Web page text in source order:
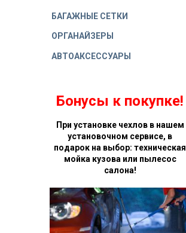
БАГАЖНЫЕ СЕТКИ
ОРГАНАЙЗЕРЫ
АВТОАКСЕССУАРЫ
Бонусы к покупке!
При установке чехлов в нашем
установочном сервисе, в
подарок на выбор: техническая
мойка кузова или пылесос
салона!